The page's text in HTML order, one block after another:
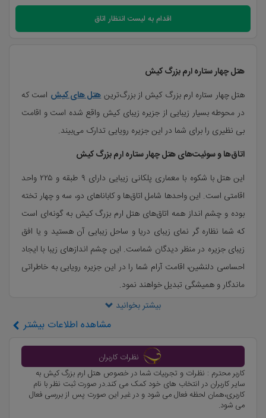
اقدام به لیست انتظار اتاق
هتل چهار ستاره ارم بزرگ کیش
هتل چهار ستاره ارم بزرگ کیش از بزرگ‌ترینهتل های کیش است که
در محوطه بسیار زیبایی از جزیره زیبای کیش واقع شده است و اقامت
بی ‌نظیری را برای شما در این جزیره رویایی تدارک می‌بیند.
اتاق‌ها و سوئیت‌های هتل چهار ستاره ارم بزرگ کیش
این هتل با شکوه با معماری پلکانی زیبایی دارای ۹ طبقه و ۲۲۵ واحد
اقامتی است. این واحدها شامل اتاق‌ها و کاباناهای دو، سه و چهار تخته
بوده و چشم ‌انداز همه اتاق‌های هتل ارم بزرگ کیش به گونه‌ای است
که شما نظاره ‌گر نمای زیبای دریا و ساحل زیبایی آن هستید و یا افق
زیبای جزیره در منظر دیدگان شماست. این چشم ‌اندازهای زیبا با ایجاد
احساسی دلنشین، اقامت آرام شما را در این جزیره رویایی به خاطراتی
ماندگار و همیشگی تبدیل خواهند نمود.
چرا که بعضی از سوئیت‌های این هتل لوکس کیش دارای بالکنی دلباز
و جذاب بوده و با چشم ‌اندازی رو به دریا و جزیره به شما امکان بهره
بردن از هوا و طبیعت زیبای کیش را فراهم کرده است. همچنین برخی
از اتاق‌های مجلل این هتل با چشم اندازی از ساحل زیبا و آب‌های
نیلگون خلیج فارس، طرفدار زیادی میان مسافران دارد و برخی دیگر که
چشم‌ انداز رو به جزیره و محوطه زیبای هتل است، حسی از آرامش را
بیشتر بخوانید
مشاهده اطلاعات بیشتر
نظرات کاربران
کاربر محترم : نظرات و تجربیات شما در خصوص هتل ارم بزرگ کیش به
سایر کاربران در انتخاب های خود کمک می کند.در صورت ثبت نظر با نام
کاربری،همان لحظه فعال می شود و در غیر این صورت پس از بررسی فعال
می شود.